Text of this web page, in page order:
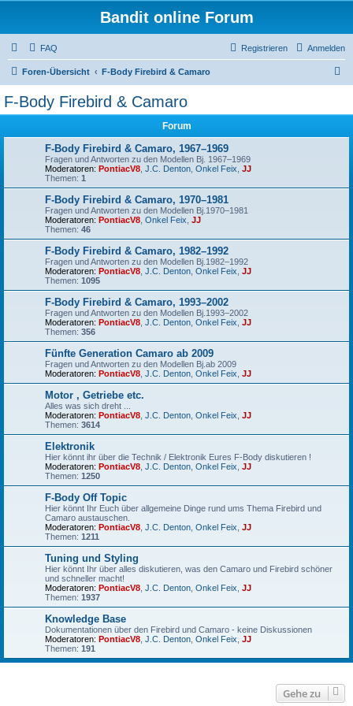
Bandit online Forum
FAQ Anmelden
Registrieren
Foren-Übersicht F-Body Firebird & Camaro
F-Body Firebird & Camaro
Forum
F-Body Firebird & Camaro, 1967–1969
Fragen und Antworten zu den Modellen Bj. 1967–1969
Moderatoren: PontiacV8 J.C. Denton Onkel Feix JJ
Themen: 1
F-Body Firebird & Camaro, 1970–1981
Fragen und Antworten zu den Modellen Bj.1970–1981
Moderatoren: PontiacV8 Onkel Feix JJ
Themen: 46
F-Body Firebird & Camaro, 1982–1992
Fragen und Antworten zu den Modellen Bj.1982–1992
Moderatoren: PontiacV8 J.C. Denton Onkel Feix JJ
Themen: 1095
F-Body Firebird & Camaro, 1993–2002
Fragen und Antworten zu den Modellen Bj.1993–2002
Moderatoren: PontiacV8 J.C. Denton Onkel Feix JJ
Themen: 356
Fünfte Generation Camaro ab 2009
Fragen und Antworten zu den Modellen Bj.ab 2009
Moderatoren: PontiacV8 J.C. Denton Onkel Feix JJ
Motor , Getriebe etc.
Alles was sich dreht ...
Moderatoren: PontiacV8 J.C. Denton Onkel Feix JJ
Themen: 3614
Elektronik
Hier könnt ihr über die Technik / Elektronik Eures F-Body diskutieren !
Moderatoren: PontiacV8 J.C. Denton Onkel Feix JJ
Themen: 1250
F-Body Off Topic
Hier könnt Ihr Euch über allgemeine Dinge rund ums Thema Firebird und
Camaro austauschen.
Moderatoren: PontiacV8 J.C. Denton Onkel Feix JJ
Themen: 1211
Tuning und Styling
Hier könnt Ihr über alles diskutieren, was den Camaro und Firebird schöner
und schneller macht!
Moderatoren: PontiacV8 J.C. Denton Onkel Feix JJ
Themen: 1937
Knowledge Base
Dokumentationen über den Firebird und Camaro - keine Diskussionen
Moderatoren: PontiacV8 J.C. Denton Onkel Feix JJ
Themen: 191
Gehe zu